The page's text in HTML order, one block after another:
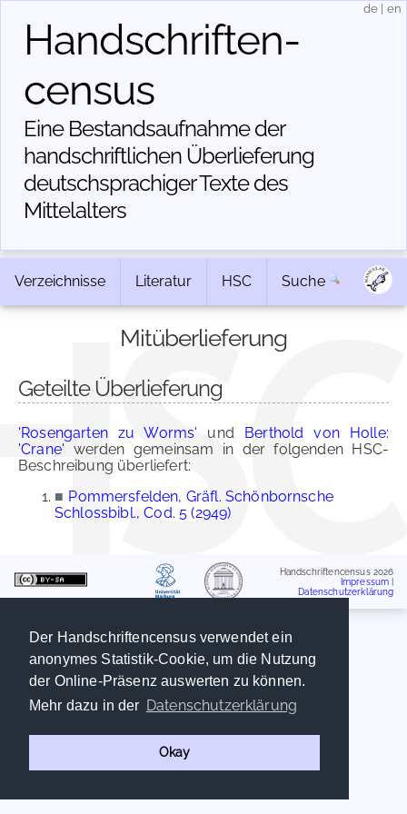
Der Handschriftencensus verwendet ein
anonymes Statistik-Cookie, um die Nutzung
der Online-Präsenz auswerten zu können.
Mehr dazu in der Datenschutzerklärung
Okay
Handschriften­
census
Eine Bestandsaufnahme der
handschriftlichen Über­lieferung
deutschsprachiger Texte des
Mittelalters
de en
Verzeichnisse Literatur HSC Suche
Mitüberlieferung
Geteilte Überlieferung
'Rosengarten zu Worms' und Berthold von Holle:
'Crane' werden gemeinsam in der folgenden HSC-
Beschreibung überliefert:
■ Pommersfelden, Gräfl. Schönbornsche
Schlossbibl., Cod. 5 (2949)
Handschriftencensus 2026
Impressum
Datenschutzerklärung